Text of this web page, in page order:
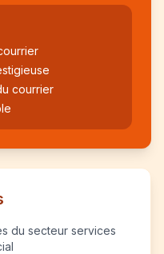
courrier
du secteur services